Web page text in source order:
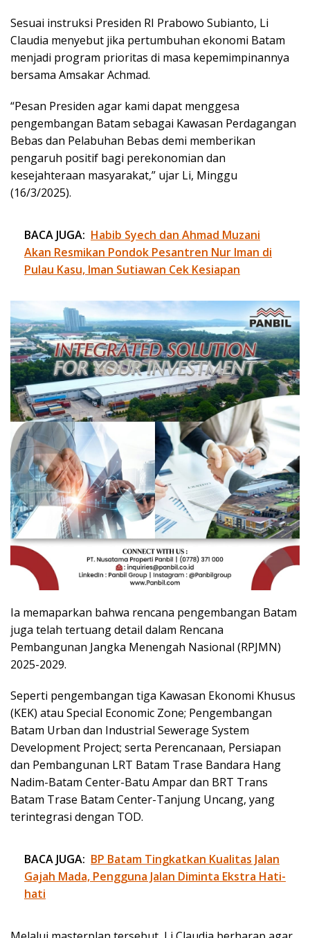
Sesuai instruksi Presiden RI Prabowo Subianto, Li
Claudia menyebut jika pertumbuhan ekonomi Batam
menjadi program prioritas di masa kepemimpinannya
bersama Amsakar Achmad.
“Pesan Presiden agar kami dapat menggesa
pengembangan Batam sebagai Kawasan Perdagangan
Bebas dan Pelabuhan Bebas demi memberikan
pengaruh positif bagi perekonomian dan
kesejahteraan masyarakat,” ujar Li, Minggu
(16/3/2025).
BACA JUGA: Habib Syech dan Ahmad Muzani
Akan Resmikan Pondok Pesantren Nur Iman di
Pulau Kasu, Iman Sutiawan Cek Kesiapan
Ia memaparkan bahwa rencana pengembangan Batam
juga telah tertuang detail dalam Rencana
Pembangunan Jangka Menengah Nasional (RPJMN)
2025-2029.
Seperti pengembangan tiga Kawasan Ekonomi Khusus
(KEK) atau Special Economic Zone; Pengembangan
Batam Urban dan Industrial Sewerage System
Development Project; serta Perencanaan, Persiapan
dan Pembangunan LRT Batam Trase Bandara Hang
Nadim-Batam Center-Batu Ampar dan BRT Trans
Batam Trase Batam Center-Tanjung Uncang, yang
terintegrasi dengan TOD.
BACA JUGA: BP Batam Tingkatkan Kualitas Jalan
Gajah Mada, Pengguna Jalan Diminta Ekstra Hati-
hati